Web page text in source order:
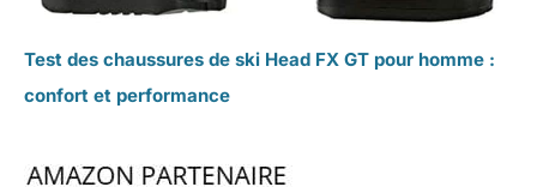
Test des chaussures de ski Head FX GT pour homme :
confort et performance